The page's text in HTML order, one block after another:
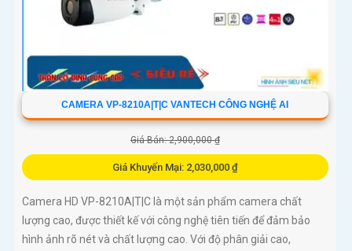
CAMERA VP-8210A|T|C VANTECH CÔNG NGHỆ AI
Giá Bán: 2,900,000 ₫
Giá Khuyến Mại: 2,030,000 ₫
Camera HD VP-8210A|T|C là một sản phẩm camera chất
lượng cao, được thiết kế với công nghệ tiên tiến để đảm bảo
hình ảnh rõ nét và chất lượng cao. Với độ phân giải cao,